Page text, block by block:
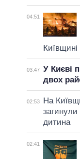
04:51
Київщині
03:47 У Києві
двох
02:53
На
дитина
02:41